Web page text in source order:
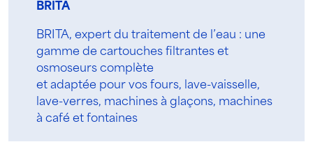
BRITA
BRITA, expert du traitement de l’eau : une
gamme de cartouches filtrantes et
osmoseurs complète
et adaptée pour vos fours, lave-vaisselle,
lave-verres, machines à glaçons, machines
à café et fontaines